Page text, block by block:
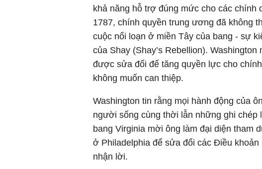
khả năng hỗ trợ đúng mức cho các chính
1787, chính quyền trung ương đã không
cuộc nổi loạn ở miền Tây của bang - sự
của Shay (Shay’s Rebellion).
được sửa đổi để tăng quyền lực cho
không muốn can thiệp.
Washington tin rằng mọi hành động của
người sống cùng thời lẫn những ghi chép
bang Virginia mời ông làm đại diện tham
ở Philadelphia để sửa đổi các Điều
nhận lời.